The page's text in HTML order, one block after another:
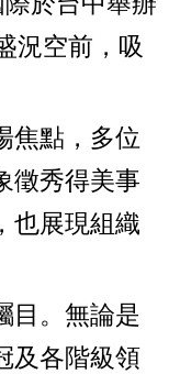
況空前，吸
焦點，多位
徵秀得美事
也展現組織
目。無論是
及各階級領